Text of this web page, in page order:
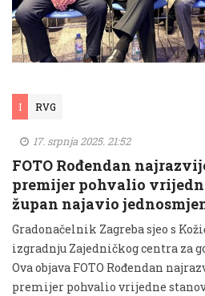
I RVG
17. srpnja 2025. 21:52
FOTO Rođendan
premijer pohvalio
župan najavio
Gradonačelnik Zagreba sjeo s
izgradnju Zajedničkog centra za
Ova objava FOTO Rođendan
premijer pohvalio vrijedne